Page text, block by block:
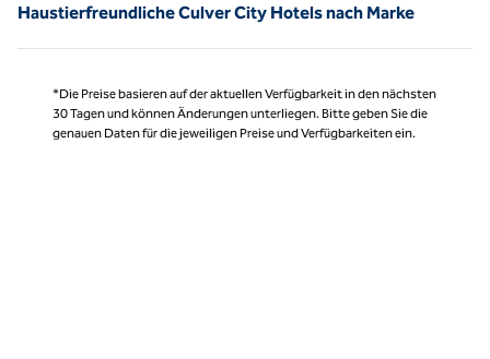
Haustierfreundliche Culver City Hotels nach Marke
*Die Preise basieren auf der aktuellen Verfügbarkeit in den nächsten
30 Tagen und können Änderungen unterliegen. Bitte geben Sie die
genauen Daten für die jeweiligen Preise und Verfügbarkeiten ein.